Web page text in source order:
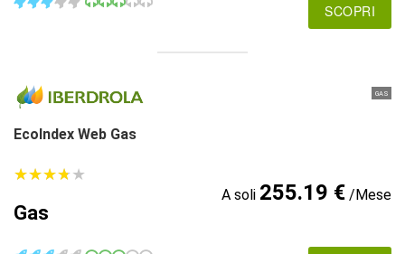
SCOPRI
GAS
EcoIndex Web Gas
★★★★★
★★★★★
Gas
A soli 255.19 €/Mese